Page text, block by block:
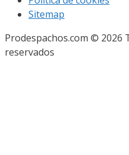
Sitemap
Prodespachos.com © 2026
reservados